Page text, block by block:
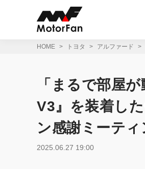
HOME トヨタ アルファード
「まるで部屋
V3』を装着し
ン感謝ミーティ
2025.06.27 19:00